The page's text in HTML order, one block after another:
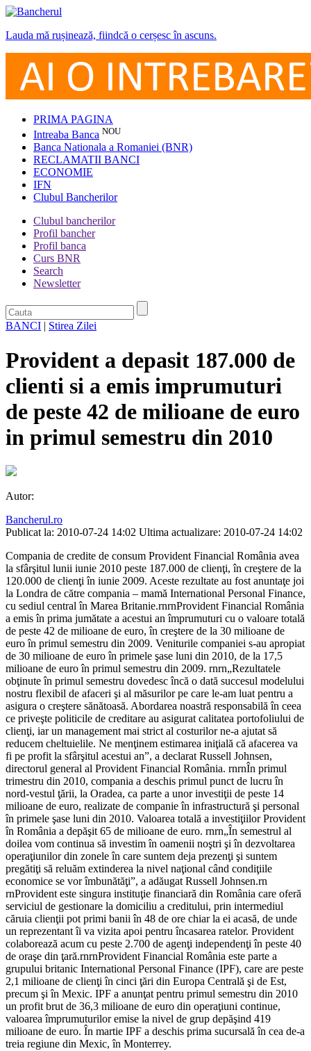
Lauda mă rușinează, fiindcă o cerșesc în ascuns.
PRIMA PAGINA
Intreaba Banca NOU
Banca Nationala a Romaniei (BNR)
RECLAMATII BANCI
ECONOMIE
IFN
Clubul Bancherilor
Clubul bancherilor
Profil bancher
Profil banca
Curs BNR
Search
Newsletter
BANCI | Stirea Zilei
Provident a depasit 187.000 de
clienti si a emis imprumuturi
de peste 42 de milioane de euro
in primul semestru din 2010
Autor:
Bancherul.ro
Publicat la: 2010-07-24 14:02 Ultima actualizare: 2010-07-24 14:02
Compania de credite de consum Provident Financial România avea
la sfârşitul lunii iunie 2010 peste 187.000 de clienţi, în creştere de la
120.000 de clienţi în iunie 2009. Aceste rezultate au fost anuntaţe joi
la Londra de către compania – mamă International Personal Finance,
cu sediul central în Marea Britanie.rnrnProvident Financial România
a emis în prima jumătate a acestui an împrumuturi cu o valoare totală
de peste 42 de milioane de euro, în creştere de la 30 milioane de
euro în primul semestru din 2009. Veniturile companiei s-au apropiat
de 30 milioane de euro în primele şase luni din 2010, de la 17,5
milioane de euro în primul semestru din 2009. rnrn„Rezultatele
obţinute în primul semestru dovedesc încă o dată succesul modelului
nostru flexibil de afaceri şi al măsurilor pe care le-am luat pentru a
asigura o creştere sănătoasă. Abordarea noastră responsabilă în ceea
ce priveşte politicile de creditare au asigurat calitatea portofoliului de
clienţi, iar un management mai strict al costurilor ne-a ajutat să
reducem cheltuielile. Ne menţinem estimarea iniţială că afacerea va
fi pe profit la sfârşitul acestui an”, a declarat Russell Johnsen,
directorul general al Provident Financial România. rnrnÎn primul
trimestru din 2010, compania a deschis primul punct de lucru în
nord-vestul ţării, la Oradea, ca parte a unor investiţii de peste 14
milioane de euro, realizate de companie în infrastructură şi personal
în primele şase luni din 2010. Valoarea totală a investiţiilor Provident
în România a depăşit 65 de milioane de euro. rnrn„În semestrul al
doilea vom continua să investim în oamenii noştri şi în dezvoltarea
operaţiunilor din zonele în care suntem deja prezenţi şi suntem
pregătiţi să reluăm extinderea la nivel naţional când condiţiile
economice se vor îmbunătăţi”, a adăugat Russell Johnsen.rn
rnProvident este singura instituţie financiară din România care oferă
serviciul de gestionare la domiciliu a creditului, prin intermediul
căruia clienţii pot primi banii în 48 de ore chiar la ei acasă, de unde
un reprezentant îi va vizita apoi pentru încasarea ratelor. Provident
colaborează acum cu peste 2.700 de agenţi independenţi în peste 40
de oraşe din ţară.rnrnProvident Financial România este parte a
grupului britanic International Personal Finance (IPF), care are peste
2,1 milioane de clienţi în cinci ţări din Europa Centrală şi de Est,
precum şi în Mexic. IPF a anunţat pentru primul semestru din 2010
un profit brut de 36,3 milioane de euro din operaţiuni continue,
valoarea împrumuturilor emise la nivel de grup depăşind 419
milioane de euro. În martie IPF a deschis prima sucursală în cea de-a
treia regiune din Mexic, în Monterrey.